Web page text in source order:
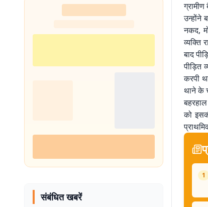
संबंधित खबरें
उन्होंने
नकद,
व्यक्ति
बाद
पीड़ित
करपी
थाने के
बहरहाल
को
1